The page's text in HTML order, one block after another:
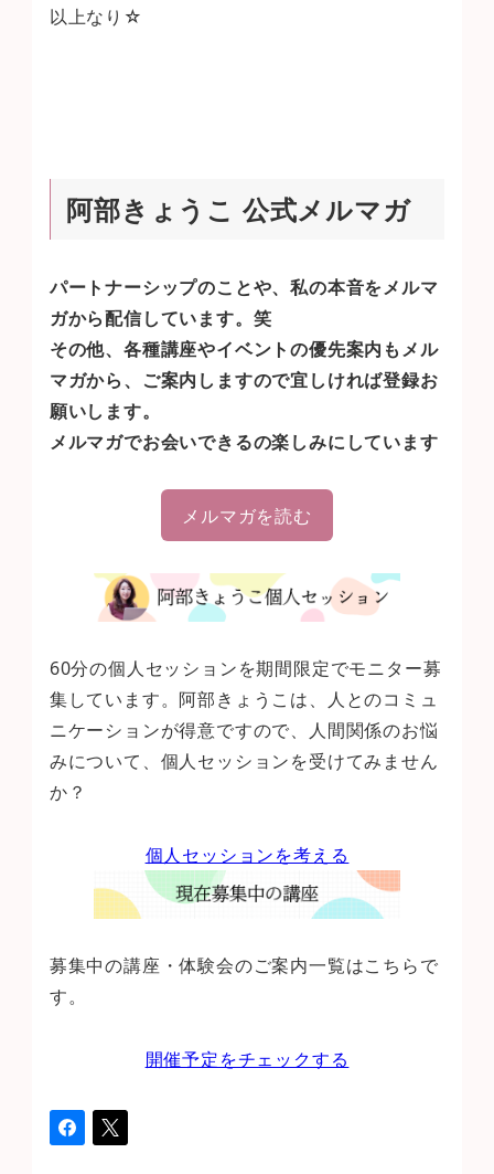
以上なり☆
阿部きょうこ 公式メルマガ
パートナーシップのことや、私の本音をメルマ
ガから配信しています。笑
その他、各種講座やイベントの優先案内もメル
マガから、ご案内しますので宜しければ登録お
願いします。
メルマガでお会いできるの楽しみにしています
メルマガを読む
60分の個人セッションを期間限定でモニター募
集しています。阿部きょうこは、人とのコミュ
ニケーションが得意ですので、人間関係のお悩
みについて、個人セッションを受けてみません
か？
個人セッションを考える
募集中の講座・体験会のご案内一覧はこちらで
す。
開催予定をチェックする